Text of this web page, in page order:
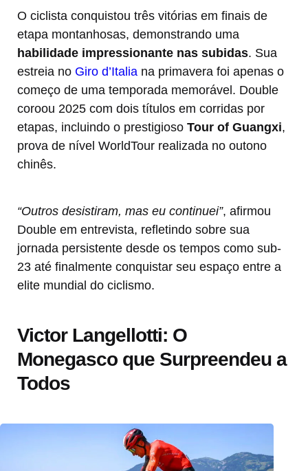
O ciclista conquistou três vitórias em finais de
etapa montanhosas, demonstrando uma
habilidade impressionante nas subidas. Sua
estreia no Giro d’Italia na primavera foi apenas o
começo de uma temporada memorável. Double
coroou 2025 com dois títulos em corridas por
etapas, incluindo o prestigioso Tour of Guangxi,
prova de nível WorldTour realizada no outono
chinês.
“Outros desistiram, mas eu continuei”, afirmou
Double em entrevista, refletindo sobre sua
jornada persistente desde os tempos como sub-
23 até finalmente conquistar seu espaço entre a
elite mundial do ciclismo.
Victor Langellotti: O
Monegasco que Surpreendeu a
Todos